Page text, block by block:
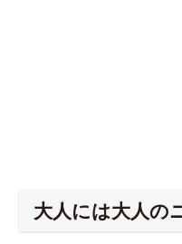
大人には大人の